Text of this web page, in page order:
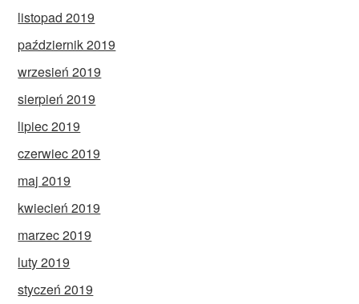
listopad 2019
październik 2019
wrzesień 2019
sierpień 2019
lipiec 2019
czerwiec 2019
maj 2019
kwiecień 2019
marzec 2019
luty 2019
styczeń 2019